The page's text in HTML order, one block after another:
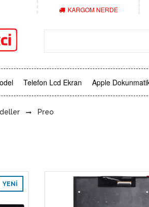
KARGOM NERDE
Telefon Lcd Ekran Apple
Preo
YENI